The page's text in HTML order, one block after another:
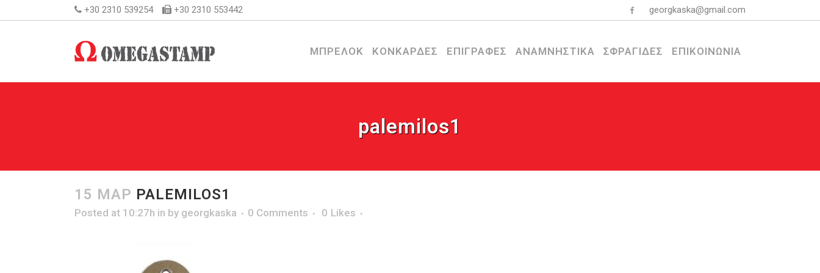
+30 2310 539254 +30 2310 553442 georgkaska@gmail.com
ΜΠΡΕΛΟΚ ΚΟΝΚΑΡΔΕΣ ΕΠΙΓΡΑΦΕΣ ΑΝΑΜΝΗΣΤΙΚΑ ΣΦΡΑΓΙΔΕΣ ΕΠΙΚΟΙΝΩΝΙΑ
palemilos1
15 ΜΑΡ PALEMILOS1
Posted at 10:27h in by georgkaska 0 Comments 0 Likes